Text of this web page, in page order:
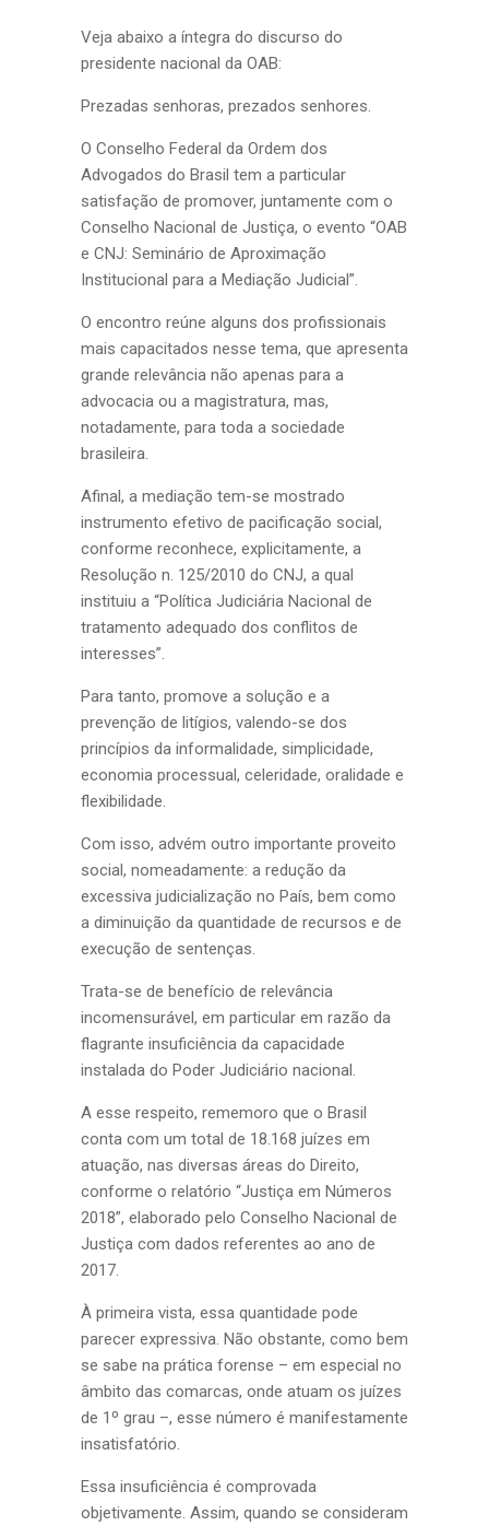
Veja abaixo a íntegra do discurso do
presidente nacional da OAB:
Prezadas senhoras, prezados senhores.
O Conselho Federal da Ordem dos
Advogados do Brasil tem a particular
satisfação de promover, juntamente com o
Conselho Nacional de Justiça, o evento “OAB
e CNJ: Seminário de Aproximação
Institucional para a Mediação Judicial”.
O encontro reúne alguns dos profissionais
mais capacitados nesse tema, que apresenta
grande relevância não apenas para a
advocacia ou a magistratura, mas,
notadamente, para toda a sociedade
brasileira.
Afinal, a mediação tem-se mostrado
instrumento efetivo de pacificação social,
conforme reconhece, explicitamente, a
Resolução n. 125/2010 do CNJ, a qual
instituiu a “Política Judiciária Nacional de
tratamento adequado dos conflitos de
interesses”.
Para tanto, promove a solução e a
prevenção de litígios, valendo-se dos
princípios da informalidade, simplicidade,
economia processual, celeridade, oralidade e
flexibilidade.
Com isso, advém outro importante proveito
social, nomeadamente: a redução da
excessiva judicialização no País, bem como
a diminuição da quantidade de recursos e de
execução de sentenças.
Trata-se de benefício de relevância
incomensurável, em particular em razão da
flagrante insuficiência da capacidade
instalada do Poder Judiciário nacional.
A esse respeito, rememoro que o Brasil
conta com um total de 18.168 juízes em
atuação, nas diversas áreas do Direito,
conforme o relatório “Justiça em Números
2018”, elaborado pelo Conselho Nacional de
Justiça com dados referentes ao ano de
2017.
À primeira vista, essa quantidade pode
parecer expressiva. Não obstante, como bem
se sabe na prática forense – em especial no
âmbito das comarcas, onde atuam os juízes
de 1º grau –, esse número é manifestamente
insatisfatório.
Essa insuficiência é comprovada
objetivamente. Assim, quando se consideram